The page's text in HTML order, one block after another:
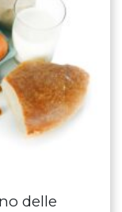
delle